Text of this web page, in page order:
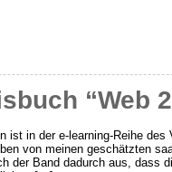
“Web
ist in der e-learning-Reihe
von meinen geschätzten
der Band dadurch aus, dass